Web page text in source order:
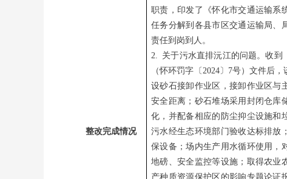
整改完成情况
职责，印发了《怀化市交通运输系
任务分解到各县市区交通运输局、
责任到岗到人。
2. 关于污水直排沅江的问题。收到
（怀环罚字〔2024〕7号）文件后
设砂石接卸作业区，接卸作业区与
安全距离；砂石堆场采用封闭仓库
化，并配备相应的防尘抑尘设施和
污水经生态环境部门验收达标排放
保设备；场内生产用水循环使用，
地磅、安全监控等设施；取得农业
产种质资源保护区的影响专题论证